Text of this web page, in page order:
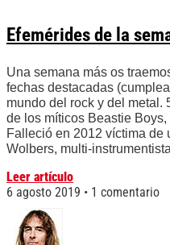
Efemérides de la
Una semana más os
fechas destacadas
mundo del rock y del metal.
de los míticos Beastie
Falleció en 2012 víctima de
Wolbers, multi-
Leer artículo
6 agosto 2019
1 comentario